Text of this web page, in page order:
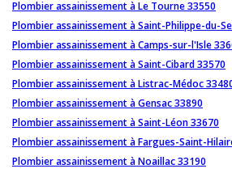
Plombier assainissement à Le Tourne 33550
Plombier assainissement à Saint-Philippe-du-
Plombier assainissement à Camps-sur-l'Isle
Plombier assainissement à Saint-Cibard 33570
Plombier assainissement à Listrac-Médoc
Plombier assainissement à Gensac 33890
Plombier assainissement à Saint-Léon 33670
Plombier assainissement à Fargues-Saint-
Plombier assainissement à Noaillac 33190